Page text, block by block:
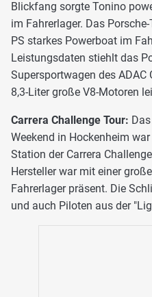
Blickfang sorgte Tonino
im Fahrerlager. Das
PS starkes Powerboat im
Leistungsdaten stiehlt das
Supersportwagen des
8,3-Liter große V8-Motoren
Carrera Challenge Tour:
Weekend in Hockenheim
Station der Carrera
Hersteller war mit einer
Fahrerlager präsent. Die
und auch Piloten aus der